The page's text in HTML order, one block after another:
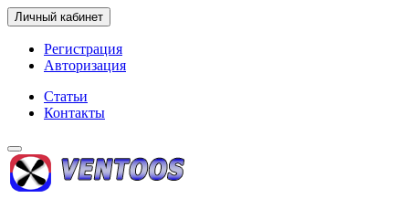
Личный кабинет
Регистрация
Авторизация
Статьи
Контакты